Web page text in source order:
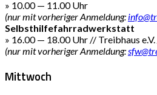
» 10.00 — 11.00 Uhr
(nur mit vorheriger Anmeldung:
Selbsthilfefahrradwerkstatt
» 16.00 — 18.00 Uhr // Treibhaus
(nur mit vorheriger Anmeldung:
Mittwoch